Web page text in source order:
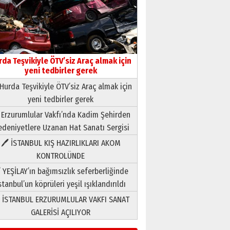
Teşvikiyle ÖTV’siz Araç almak için
yeni tedbirler gerek
Teşvikiyle ÖTV’siz Araç almak için
yeni tedbirler gerek
Vakfı’nda Kadim Şehirden
Uzanan Hat Sanatı Sergisi
🖊 İSTANBUL KIŞ HAZIRLIKLARI AKOM
KONTROLÜNDE
bağımsızlık seferberliğinde
köprüleri yeşil ışıklandırıldı
ERZURUMLULAR VAKFI SANAT
GALERİSİ AÇILIYOR
Neşat YALÇIN
Paranın Aile Kültüründeki Yeri
03 Ağustos 2026 Pazartesi
Yıldırım Gündoğdu
HAVVA’NIN ÜÇ KIZI
09 Temmuz 2026 Perşembe
Yusuf POLAT
Şampiyonluk Sebahattin
Şirin’e yazar